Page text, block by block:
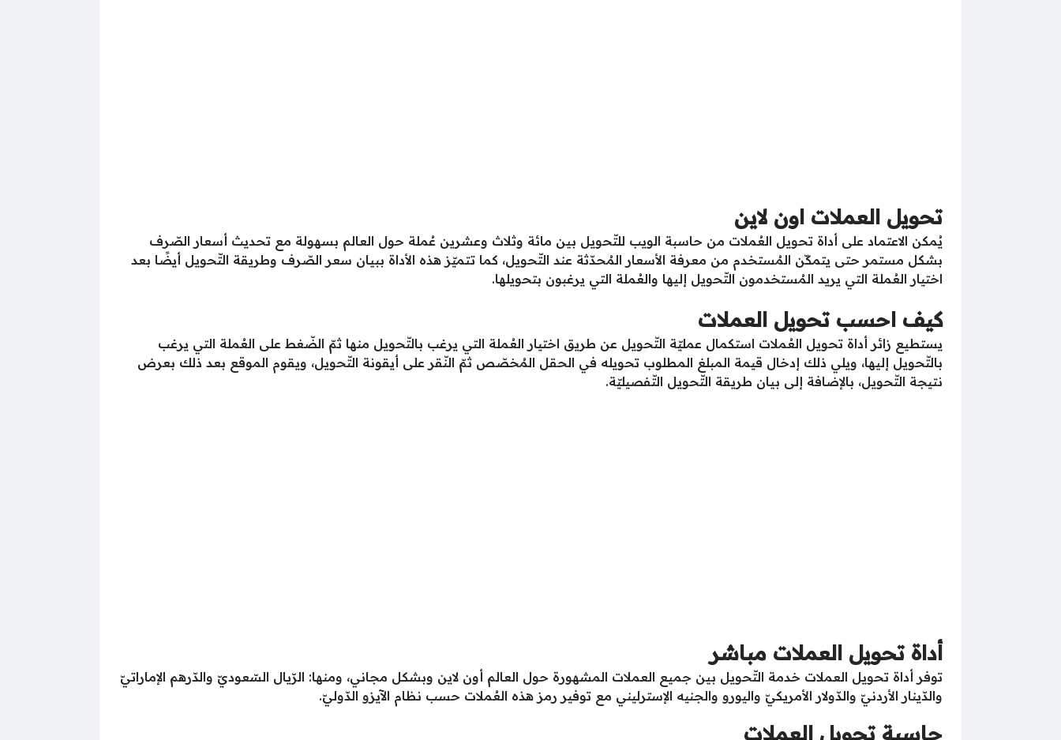
تحويل العملات اون لاين
يُمكن الاعتماد على أداة تحويل العُملات من حاسبة الويب للتّحويل بين مائة وثلاث وعشرين عُملة حول العالم بسهولة مع تحديث أسعار الصّرف
بشكل مستمر حتى يتمكّن المُستخدم من معرفة الأسعار المُحدّثة عند التّحويل، كما تتميّز هذه الأداة ببيان سعر الصّرف وطريقة التّحويل أيضًا بعد
اختيار العُملة التي يريد المُستخدمون التّحويل إليها والعُملة التي يرغبون بتحويلها.
كيف احسب تحويل العملات
يستطيع زائر أداة تحويل العُملات استكمال عمليّة التّحويل عن طريق اختيار العُملة التي يرغب بالتّحويل منها ثمّ الضّغط على العُملة التي يرغب
بالتّحويل إليها، ويلي ذلك إدخال قيمة المبلغ المطلوب تحويله في الحقل المُخصّص ثمّ النّقر على أيقونة التّحويل، ويقوم الموقع بعد ذلك بعرض
نتيجة التّحويل، بالإضافة إلى بيان طريقة التّحويل التّفصيليّة.
أداة تحويل العملات مباشر
توفر أداة تحويل العملات خدمة التّحويل بين جميع العملات المشهورة حول العالم أون لاين وبشكل مجاني، ومنها: الرّيال السّعوديّ والدّرهم الإماراتيّ
والدّينار الأردنيّ والدّولار الأمريكيّ واليورو والجنيه الإسترليني مع توفير رمز هذه العُملات حسب نظام الآيزو الدّوليّ.
حاسبة تحويل العملات